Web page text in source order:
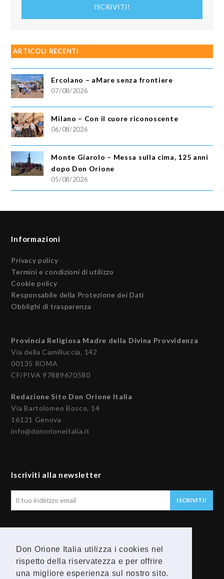
Don Orione Italia utilizza i cookies nel
rispetto della riservatezza e per offrire
una migliore esperienza sul nostro sito.
ISCRIVITI!
ARTICOLI RECENTI
Ercolano – aMare senza frontiere
07/08/2026
Milano – Con il cuore riconoscente
06/08/2026
Monte Giarolo – Messa sulla cima, 125 anni
dopo Don Orione
05/08/2026
Informazioni
Privacy policy
Termini e condizioni di utilizzo
Cookie policy
Responsabile della Protezione dei Dati
Obblighi di trasparenza
Provincia Religiosa Madre della Divina Provvidenza
Via della Camilluccia, 142
00135 ROMA
CF/PIVA 97889670580
Redazione Sito Don Orione Italia
Via Bartolomeo Bosco, 14
16121 Genova
info@donorioneitalia.it
Iscriviti alla newsletter
ISCRIVITI!
F
Y